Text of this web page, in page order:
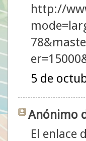
http://
5 de
Anónimo
El enlace